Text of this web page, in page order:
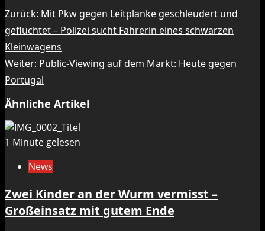
Beitragsnavigation
Zurück: Mit Pkw gegen Leitplanke geschleudert und
geflüchtet – Polizei sucht Fahrerin eines schwarzen
Kleinwagens
Weiter: Public-Viewing auf dem Markt: Heute gegen
Portugal
Ähnliche Artikel
1 Minute gelesen
News
Zwei Kinder an der Wurm vermisst –
Großeinsatz mit gutem Ende